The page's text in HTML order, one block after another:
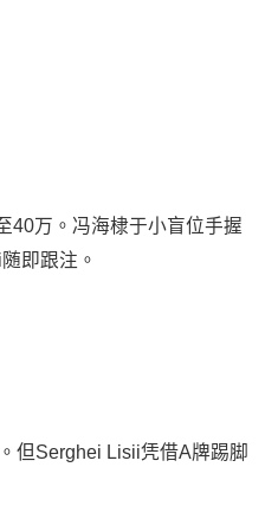
40万。冯海棣于小盲位手握
即跟注。
但Serghei Lisii凭借A牌踢脚